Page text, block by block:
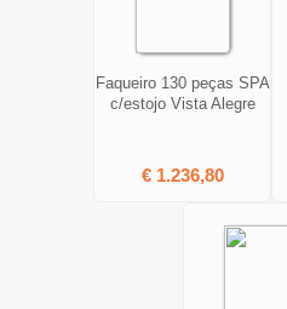
Faqueiro 130 peças SPA
c/estojo Vista Alegre
€ 1.236,80